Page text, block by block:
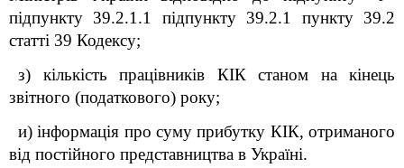
підпункту 39.2.1.1 підпункту 39.2.1 пункту 39.2
статті 39 Кодексу;
з) кількість працівників КІК станом на кінець
звітного (податкового) року;
и) інформація про суму прибутку КІК, отриманого
від постійного представництва в Україні.